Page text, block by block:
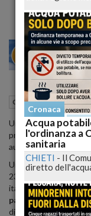
Cronaca Pescara (PE)
Un’aggressione a
pronti interventi di
autori stranieri.
Un episodio dirapina
23:45 in
italiana, visibilmente
pattuglia del Nucleo
di Pescara,
Cronaca
Acqua
l'ordinanza a
sanitaria
CHIETI - Il
diretto